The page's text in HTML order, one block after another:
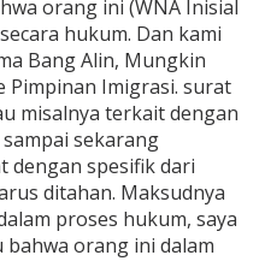
orang ini (WNA Inisial
hukum. Dan kami
Bang Alin, Mungkin
Pimpinan Imigrasi. surat
misalnya terkait dengan
sekarang
dengan spesifik dari
ditahan. Maksudnya
proses hukum, saya
orang ini dalam